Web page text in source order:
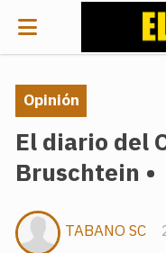
El diario del
Bruschtein •
Opinión
TABANO SC